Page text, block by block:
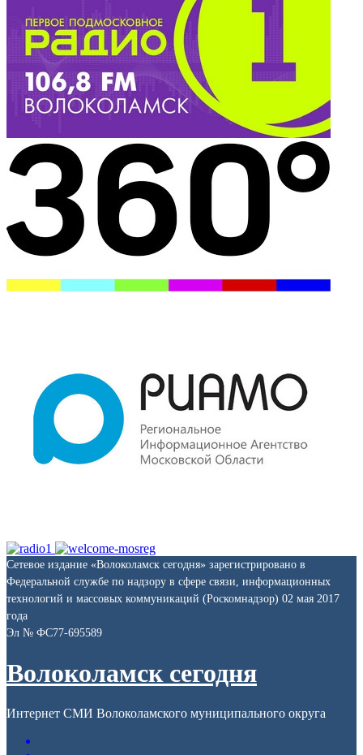
Сетевое издание «Волоколамск сегодня» зарегистрировано в
Федеральной службе по надзору в сфере связи, информационных
технологий и массовых коммуникаций (Роскомнадзор) 02 мая 2017
года
Эл № ФС77-695589
Волоколамск сегодня
Интернет СМИ Волоколамского муниципального округа